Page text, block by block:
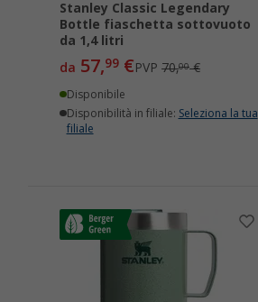
Stanley Classic Legendary
Bottle fiaschetta sottovuoto
da 1,4 litri
da 57,99 €PVP70,00€
Disponibile
Disponibilità in filiale: Seleziona la tua
filiale